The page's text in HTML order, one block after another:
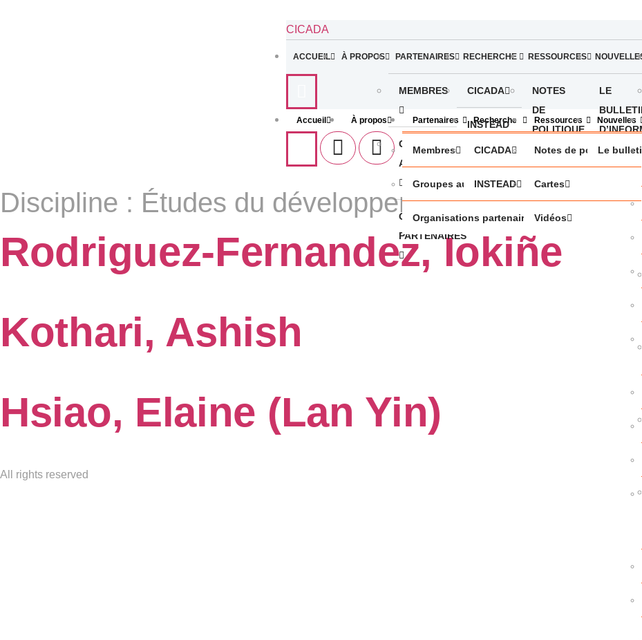
CICADA
ACCUEIL À PROPOS PARTENAIRES
MEMBRES
GROUPES
AUTOCHTONES
ORGANISATIONS
PARTENAIRES
RECHERCHE
CICADA
INSTEAD
RESSOURCES
NOTES
DE
POLITIQUE
CARTES
VIDÉOS
LE
Accueil À propos Partenaires
Membres
Groupes autochtones
Organisations partenaires
Recherche
CICADA
INSTEAD
Ressources
Notes de politique
Cartes
Vidéos
Nouvelles
Le
Discipline : Études du développement
Rodriguez-Fernandez, Iokiñe
Kothari, Ashish
Hsiao, Elaine (Lan Yin)
All rights reserved